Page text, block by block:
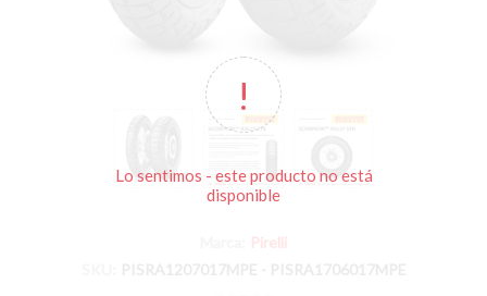
Lo sentimos - este producto no está
disponible
Pirelli